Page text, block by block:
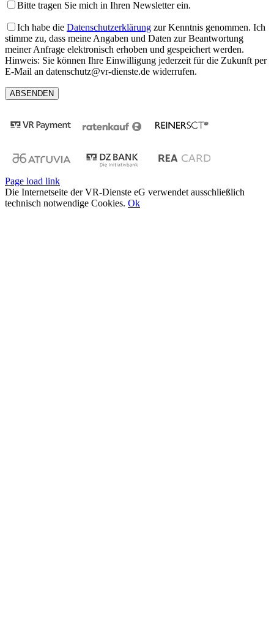
Bitte tragen Sie mich in Ihren Newsletter ein.
Ich habe die Datenschutzerklärung zur Kenntnis genommen. Ich
stimme zu, dass meine Angaben und Daten zur Beantwortung
meiner Anfrage elektronisch erhoben und gespeichert werden.
Hinweis: Sie können Ihre Einwilligung jederzeit für die Zukunft per
E-Mail an datenschutz@vr-dienste.de widerrufen.
Page load link
Die Internetseite der VR-Dienste eG verwendet ausschließlich
technisch notwendige Cookies. Ok